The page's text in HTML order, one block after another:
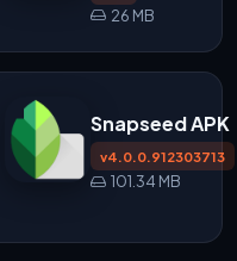
26 MB
Snapseed APK
v4.0.0.912303713
101.34 MB